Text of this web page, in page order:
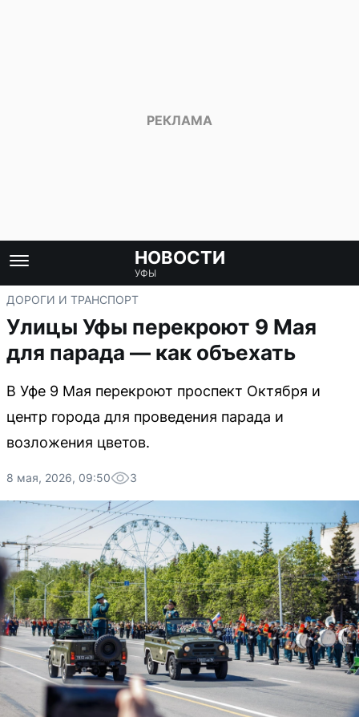
НОВОСТИ
УФЫ
ДОРОГИ И ТРАНСПОРТ
Улицы Уфы перекроют 9 Мая
для парада — как объехать
В Уфе 9 Мая перекроют проспект Октября и
центр города для проведения парада и
возложения цветов.
8 мая, 2026, 09:50 3